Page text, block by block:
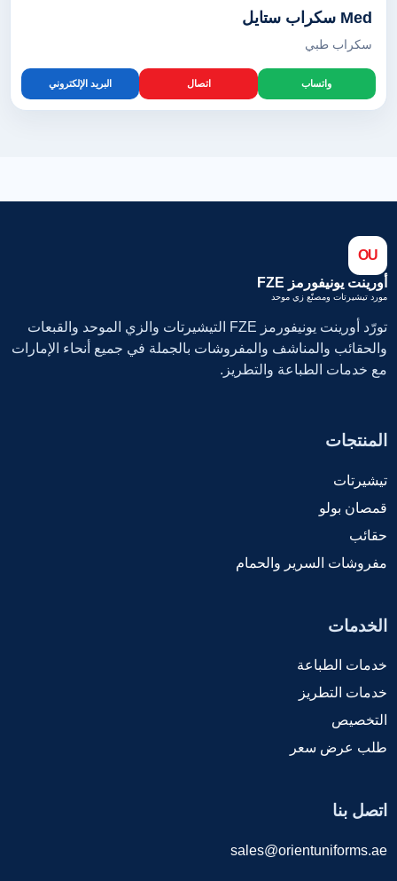
Med سكراب ستايل
سكراب طبي
واتساب اتصال البريد الإلكتروني
OU
أورينت يونيفورمز FZE
مورد تيشيرتات ومصنّع زي موحد
تورّد أورينت يونيفورمز FZE التيشيرتات والزي الموحد والقبعات
والحقائب والمناشف والمفروشات بالجملة في جميع أنحاء الإمارات
مع خدمات الطباعة والتطريز.
المنتجات
تيشيرتات
قمصان بولو
حقائب
مفروشات السرير والحمام
الخدمات
خدمات الطباعة
خدمات التطريز
التخصيص
طلب عرض سعر
اتصل بنا
sales@orientuniforms.ae